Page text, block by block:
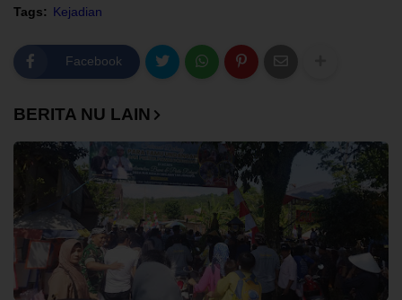
Tags: Kejadian
Facebook
BERITA NU LAIN